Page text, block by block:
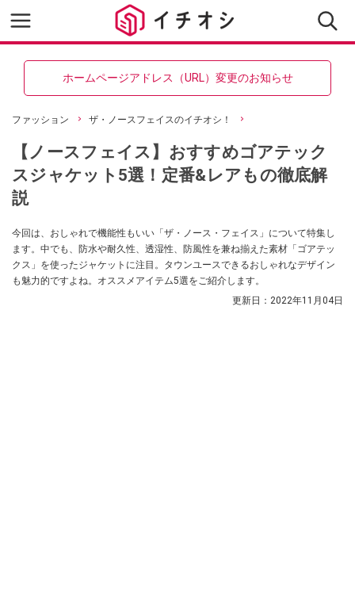
ホームページアドレス（URL）変更のお知らせ
ファッション ザ・ノースフェイスのイチオシ！
【ノースフェイス】おすすめゴアテック
スジャケット5選！定番&レアもの徹底解
説
今回は、おしゃれで機能性もいい「ザ・ノース・フェイス」について特集し
ます。中でも、防水や耐久性、透湿性、防風性を兼ね揃えた素材「ゴアテッ
クス」を使ったジャケットに注目。タウンユースできるおしゃれなデザイン
も魅力的ですよね。オススメアイテム5選をご紹介します。
更新日： 2022年11月04日